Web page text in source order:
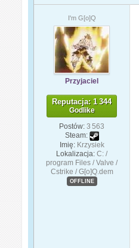
I'm G[o]Q
Przyjaciel
Reputacja: 1 344
Godlike
Postów: 3 563
Steam:
Imię: Krzysiek
Lokalizacja: C: /
program Files / Valve /
Cstrike / G[o]Q.dem
OFFLINE